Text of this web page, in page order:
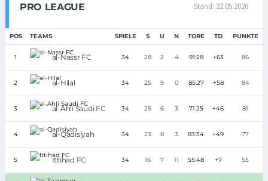
PRO LEAGUE Stand: 22.05.2026
POS TEAMS SPIELE S U N TORE TD PUNKTE
1 al-Nassr FC 34 28 2 4 91:28 +63 86
2 al-Hilal 34 25 9 0 85:27 +58 84
3 al-Ahli Saudi FC 34 25 6 3 71:25 +46 81
4 al-Qadisiyah 34 23 8 3 83:34 +49 77
5 Ittihad FC 34 16 7 11 55:48 +7 55